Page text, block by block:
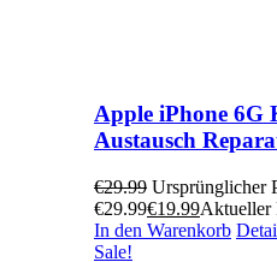
Apple iPhone 6G
Austausch
€29.99 Ursprünglicher
€29.99€19.99Aktueller
In den Warenkorb
Sale!